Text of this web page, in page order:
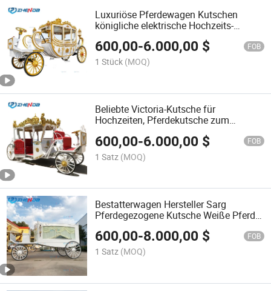
Luxuriöse Pferdewagen Kutschen
königliche elektrische Hochzeits-
Pferdegezogene Kutsche Anhänger zu
verkaufen
600,00-6.000,00 $ FOB
1 Stück (MOQ)
Beliebte Victoria-Kutsche für
Hochzeiten, Pferdekutsche zum
600,00-6.000,00 $ FOB
1 Satz (MOQ)
Bestatterwagen Hersteller Sarg
Pferdegezogene Kutsche Weiße Pferde
600,00-8.000,00 $ FOB
1 Satz (MOQ)